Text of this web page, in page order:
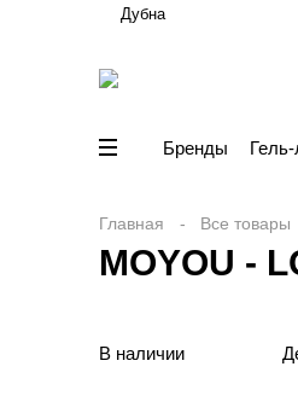
Дубна
Бренды
Главная Все товары
MOYOU -
В наличии